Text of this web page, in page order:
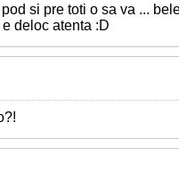
si pre toti o sa va ...
deloc atenta :D